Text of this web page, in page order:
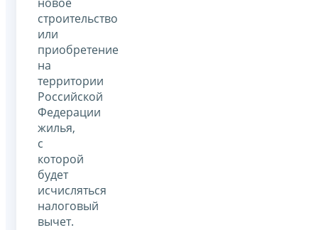
строительство
или
приобретение
на
территории
Российской
Федерации
жилья,
с
которой
будет
исчисляться
налоговый
вычет.